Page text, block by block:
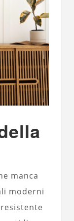
manca
moderni
resistente